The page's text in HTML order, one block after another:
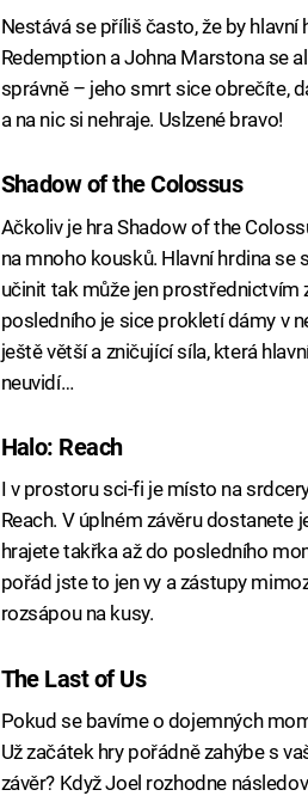
Nestává se příliš často, že by
Redemption a Johna Marstona se
správně – jeho smrt sice obrečíte,
a na nic si nehraje. Uslzené bravo!
Shadow of the Colossus
Ačkoliv je hra Shadow of the
na mnoho kousků. Hlavní hrdina se
učinit tak může jen
posledního je sice prokletí dámy v
ještě větší a zničující síla, která
neuvidí…
Halo: Reach
I v prostoru sci-fi je místo na
Reach. V úplném závěru dostanete
hrajete takřka až do posledního
pořád jste to jen vy a zástupy
rozsápou na kusy.
The Last of Us
Pokud se bavíme o dojemných
Už začátek hry pořádně zahýbe s
závěr? Když Joel rozhodne